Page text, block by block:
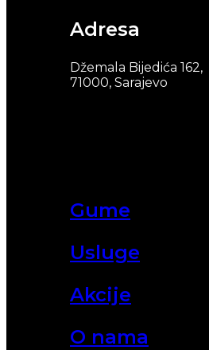
Gume
Usluge
Akcije
O nama
Adresa
Džemala Bijedića 162,
71000, Sarajevo